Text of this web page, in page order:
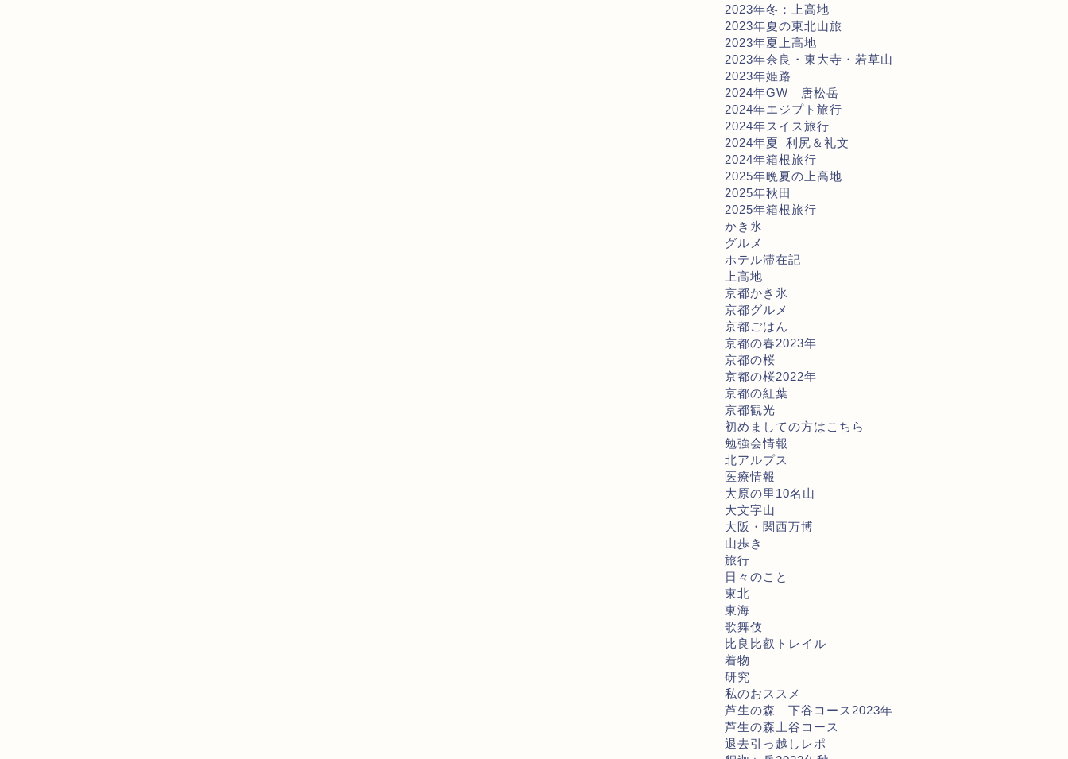
2023年冬：上高地
2023年夏の東北山旅
2023年夏上高地
2023年奈良・東大寺・若草山
2023年姫路
2024年GW 唐松岳
2024年エジプト旅行
2024年スイス旅行
2024年夏_利尻＆礼文
2024年箱根旅行
2025年晩夏の上高地
2025年秋田
2025年箱根旅行
かき氷
グルメ
ホテル滞在記
上高地
京都かき氷
京都グルメ
京都ごはん
京都の春2023年
京都の桜
京都の桜2022年
京都の紅葉
京都観光
初めましての方はこちら
勉強会情報
北アルプス
医療情報
大原の里10名山
大文字山
大阪・関西万博
山歩き
旅行
日々のこと
東北
東海
歌舞伎
比良比叡トレイル
着物
研究
私のおススメ
芦生の森 下谷コース2023年
芦生の森上谷コース
退去引っ越しレポ